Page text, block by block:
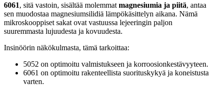
6061, sitä vastoin, sisältää molemmat magnesiumia ja piitä, antaa
sen muodostaa magnesiumsilidiä lämpökäsittelyn aikana. Nämä
mikroskooppiset sakat ovat vastuussa lejeeringin paljon
suuremmasta lujuudesta ja kovuudesta.
Insinöörin näkökulmasta, tämä tarkoittaa:
5052 on optimoitu valmistukseen ja korroosionkestävyyteen.
6061 on optimoitu rakenteellista suorituskykyä ja koneistusta
varten.